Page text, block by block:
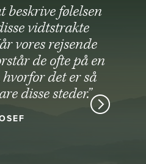
beskrive følelsen
vidtstrakte
vores rejsende
de ofte på en
det er så
disse steder.”